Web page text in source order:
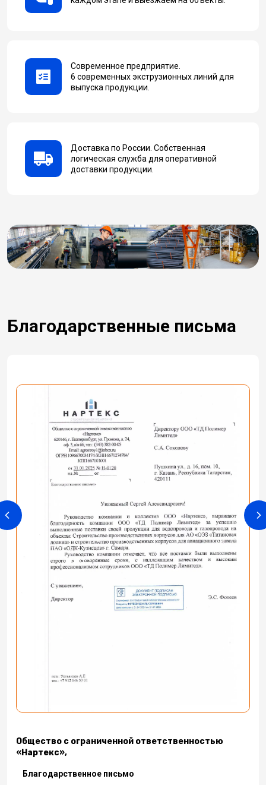
Современное предприятие.
6 современных экструзионных линий для
выпуска продукции.
Доставка по России. Собственная
логическая служба для оперативной
доставки продукции.
Благодарственные письма
Общество с ограниченной
Благодарственное письмо